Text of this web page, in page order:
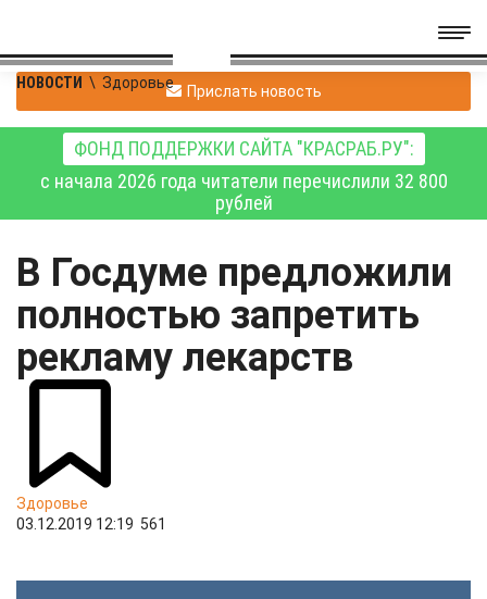
НОВОСТИ \ Здоровье Прислать новость
ФОНД ПОДДЕРЖКИ САЙТА "КРАСРАБ.РУ":
с начала 2026 года читатели перечислили 32 800
рублей
В Госдуме предложили
полностью запретить
рекламу лекарств
Здоровье
03.12.2019 12:19 561